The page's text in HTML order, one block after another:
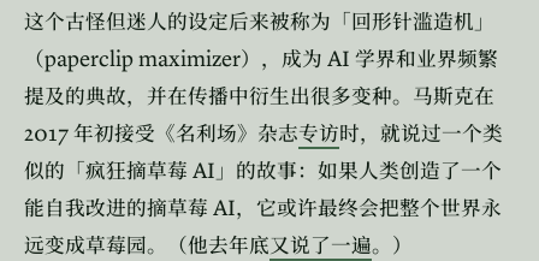
这个古怪但迷人的设定后来被称为「回形针滥造机」
（paperclip maximizer），成为 AI 学界和业界频繁
提及的典故，并在传播中衍生出很多变种。马斯克在
2017年初接受《名利场》杂志专访时，就说过一个类
似的「疯狂摘草莓 AI」的故事：如果人类创造了一个
能自我改进的摘草莓 AI，它或许最终会把整个世界永
远变成草莓园。（他去年底又说了一遍。）